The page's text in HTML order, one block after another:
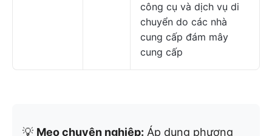
công cụ và dịch vụ di
chuyển do các nhà
cung cấp đám mây
cung cấp
💡 Mẹo chuyên nghiệp: Áp dụng phương